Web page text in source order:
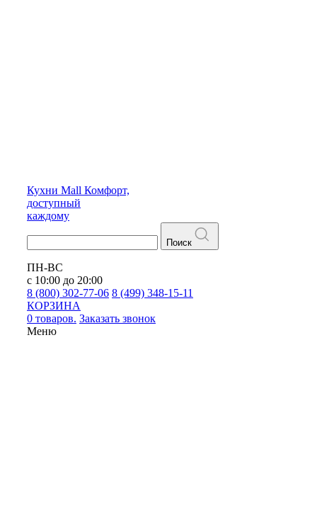
Кухни Mall Комфорт,
доступный
каждому
Поиск
ПН-ВС
с 10:00 до 20:00
8 (800) 302-77-06 8 (499) 348-15-11
КОРЗИНА
0 товаров. Заказать звонок
Меню